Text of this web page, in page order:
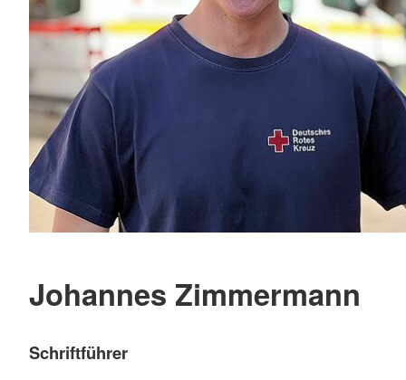
Johannes Zimmermann
Schriftführer